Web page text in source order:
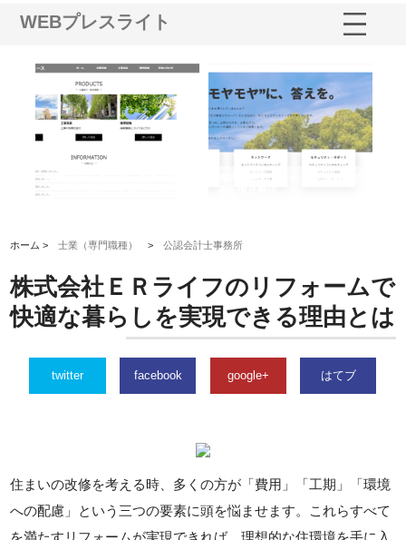
WEBプレスライト
イトが提供する充実した情報内
株式会社ＣＳＡの事業内容と強
ホーム >士業（専門職種） >公認会計士事務所
株式会社ＥＲライフのリフォームで
快適な暮らしを実現できる理由とは
twitter facebook google+ はてブ
住まいの改修を考える時、多くの方が「費用」「工期」「環境
への配慮」という三つの要素に頭を悩ませます。これらすべて
を満たすリフォームが実現できれば、理想的な住環境を手に入